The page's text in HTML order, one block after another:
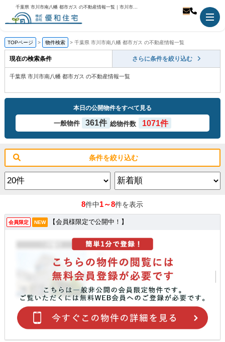
千葉県 市川市南八幡 都市ガス の不動産情報一覧｜市川市の不動産のことなら優和住宅
TOPページ 物件検索 千葉県 市川市南八幡 都市ガス の不動産情報一覧
現在の検索条件 さらに条件を絞り込む
千葉県 市川市南八幡 都市ガス の不動産情報一覧
本日の公開物件をすべて見る
一般物件 361件 総物件数 1071件
条件を絞り込む
8件中1～8件を表示
会員限定 NEW 【会員様限定で公開中！】